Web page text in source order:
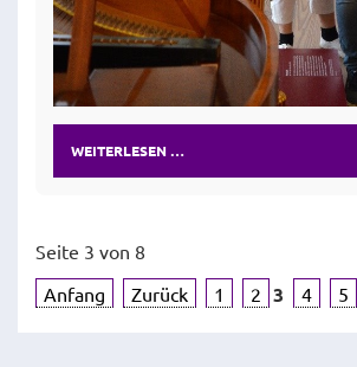
WEITERLESEN …
Seite 3 von 8
Anfang
Zurück 1 2 3 4 5